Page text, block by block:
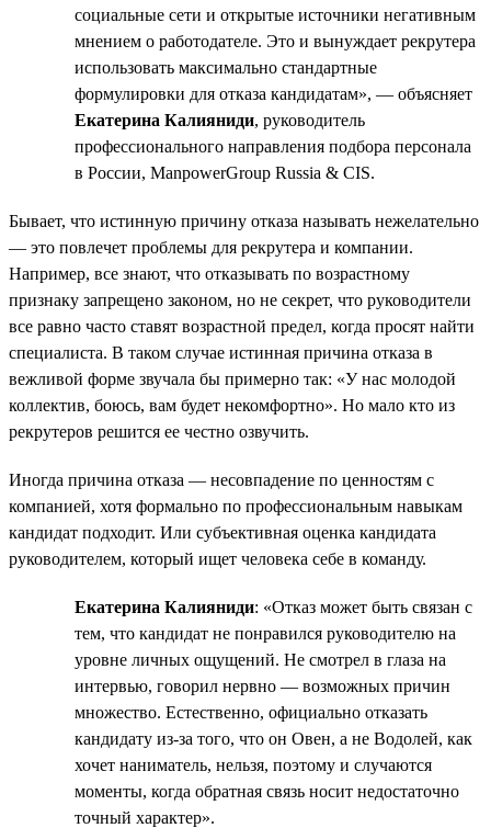
социальные сети и открытые источники негативным
мнением о работодателе. Это и вынуждает рекрутера
использовать максимально стандартные
формулировки для отказа кандидатам», — объясняет
Екатерина Калияниди, руководитель
профессионального направления подбора персонала
в России, ManpowerGroup Russia & CIS.
Бывает, что истинную причину отказа называть нежелательно
— это повлечет проблемы для рекрутера и компании.
Например, все знают, что отказывать по возрастному
признаку запрещено законом, но не секрет, что руководители
все равно часто ставят возрастной предел, когда просят найти
специалиста. В таком случае истинная причина отказа в
вежливой форме звучала бы примерно так: «У нас молодой
коллектив, боюсь, вам будет некомфортно». Но мало кто из
рекрутеров решится ее честно озвучить.
Иногда причина отказа — несовпадение по ценностям с
компанией, хотя формально по профессиональным навыкам
кандидат подходит. Или субъективная оценка кандидата
руководителем, который ищет человека себе в команду.
Екатерина Калияниди: «Отказ может быть связан с
тем, что кандидат не понравился руководителю на
уровне личных ощущений. Не смотрел в глаза на
интервью, говорил нервно — возможных причин
множество. Естественно, официально отказать
кандидату из-за того, что он Овен, а не Водолей, как
хочет наниматель, нельзя, поэтому и случаются
моменты, когда обратная связь носит недостаточно
точный характер».